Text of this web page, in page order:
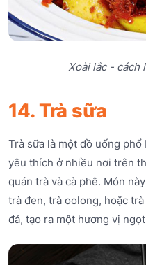
Xoài lắc - cách
14. Trà sữa
Trà sữa là một đồ uống
yêu thích ở nhiều nơi trên
quán trà và cà phê. Món
trà đen, trà oolong, hoặc
đá, tạo ra một hương vị